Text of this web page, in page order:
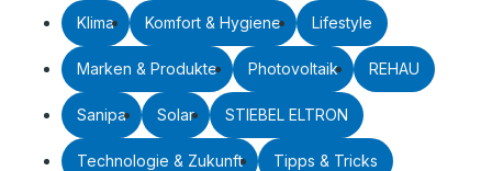
Klima Komfort & Hygiene Lifestyle
Marken & Produkte Photovoltaik REHAU
Sanipa Solar STIEBEL ELTRON
Technologie & Zukunft Tipps & Tricks